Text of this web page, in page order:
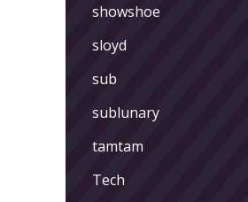
showshoe
sloyd
sub
sublunary
tamtam
Tech